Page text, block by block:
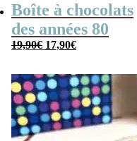
Boîte à chocolats
des années 80
19,90€ Le
prix
19,90€.
17,90€Le
prix
17,90€.